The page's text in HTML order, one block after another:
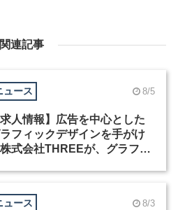
関連記事
ュース 8/5
求人情報】広告を中心とした
フィックデザインを手がけ
式会社THREEが、グラフィ
ュース 8/3